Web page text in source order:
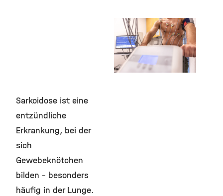
28. April 2026
Neue
Patienteninformation
zur Spiroergometrie
erschienen
Sarkoidose ist eine
entzündliche
Erkrankung, bei der
sich
Gewebeknötchen
bilden – besonders
häufig in der Lunge.